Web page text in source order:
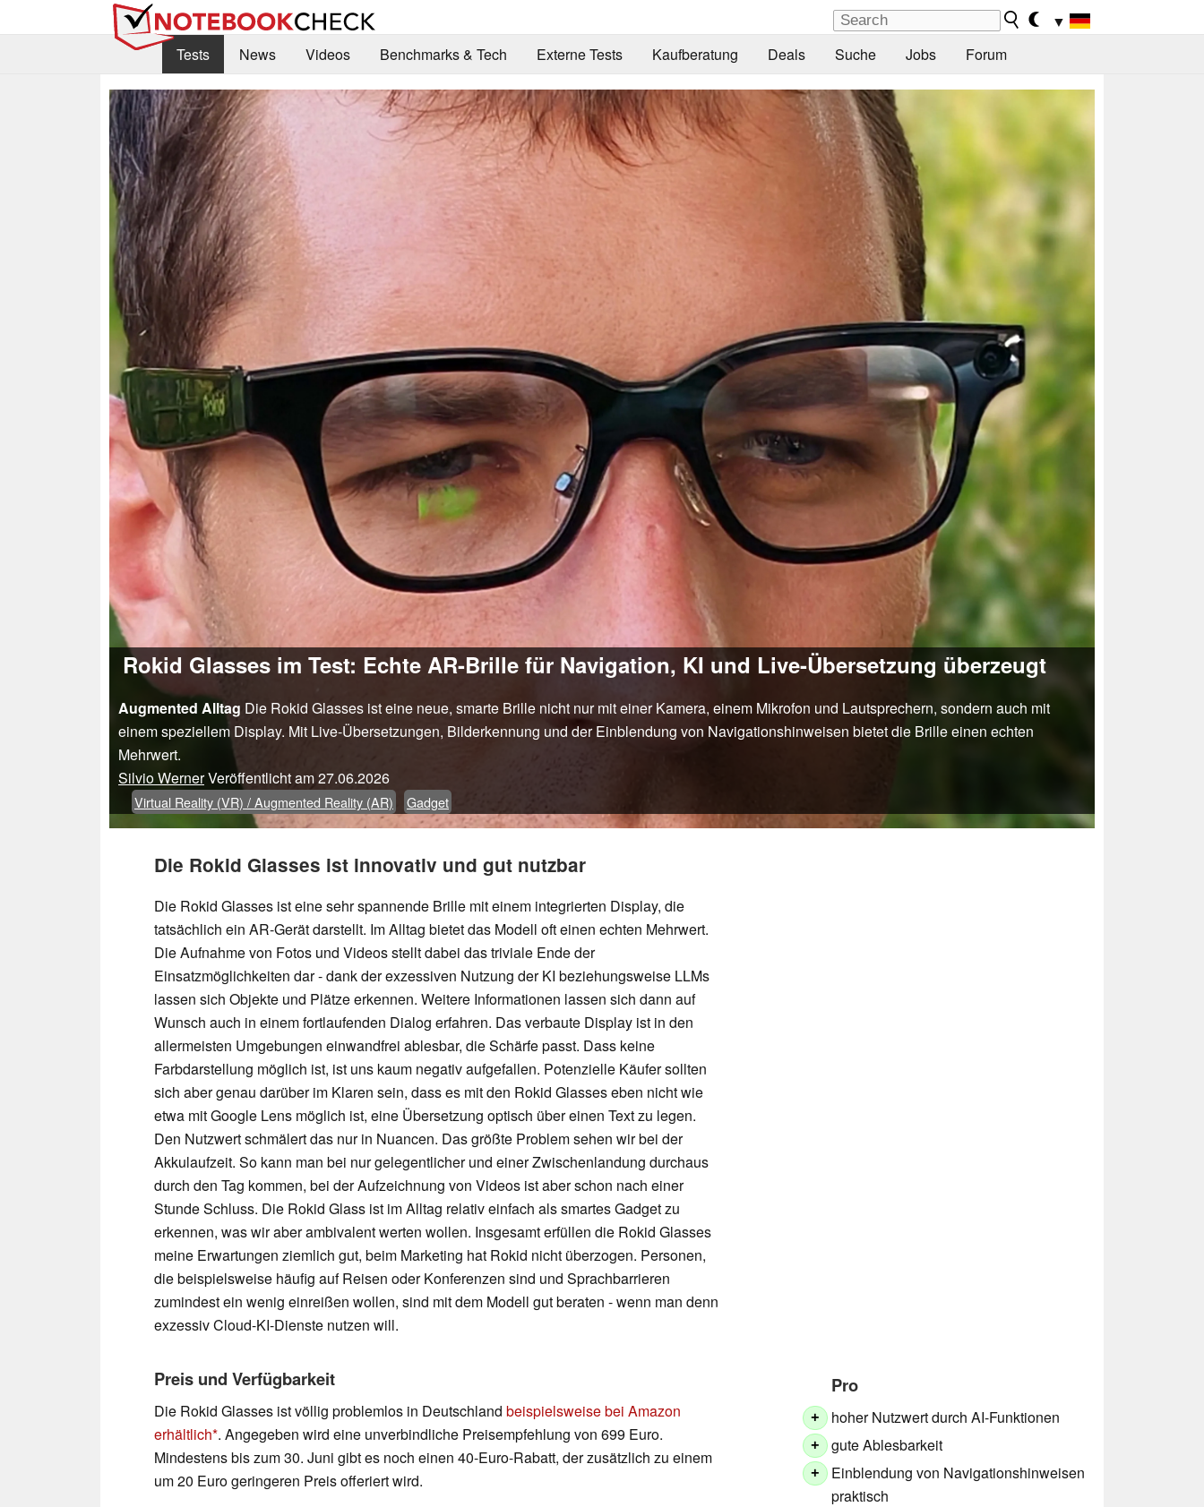
▼
Tests
News Videos Benchmarks & Tech Externe Tests Kaufberatung Deals Suche Jobs Forum
Rokid Glasses im Test: Echte AR-Brille für Navigation, KI und Live-Übersetzung überzeugt
Augmented Alltag Die Rokid Glasses ist eine neue, smarte Brille nicht nur mit einer Kamera, einem Mikrofon und Lautsprechern, sondern auch mit
einem speziellem Display. Mit Live-Übersetzungen, Bilderkennung und der Einblendung von Navigationshinweisen bietet die Brille einen echten
Mehrwert.
Silvio WernerVeröffentlicht am27.06.2026
Virtual Reality (VR) / Augmented Reality (AR) Gadget
Die Rokid Glasses ist innovativ und gut nutzbar
Die Rokid Glasses ist eine sehr spannende Brille mit einem integrierten Display, die
tatsächlich ein AR-Gerät darstellt. Im Alltag bietet das Modell oft einen echten Mehrwert.
Die Aufnahme von Fotos und Videos stellt dabei das triviale Ende der
Einsatzmöglichkeiten dar - dank der exzessiven Nutzung der KI beziehungsweise LLMs
lassen sich Objekte und Plätze erkennen. Weitere Informationen lassen sich dann auf
Wunsch auch in einem fortlaufenden Dialog erfahren. Das verbaute Display ist in den
allermeisten Umgebungen einwandfrei ablesbar, die Schärfe passt. Dass keine
Farbdarstellung möglich ist, ist uns kaum negativ aufgefallen. Potenzielle Käufer sollten
sich aber genau darüber im Klaren sein, dass es mit den Rokid Glasses eben nicht wie
etwa mit Google Lens möglich ist, eine Übersetzung optisch über einen Text zu legen.
Den Nutzwert schmälert das nur in Nuancen. Das größte Problem sehen wir bei der
Akkulaufzeit. So kann man bei nur gelegentlicher und einer Zwischenlandung durchaus
durch den Tag kommen, bei der Aufzeichnung von Videos ist aber schon nach einer
Stunde Schluss. Die Rokid Glass ist im Alltag relativ einfach als smartes Gadget zu
erkennen, was wir aber ambivalent werten wollen. Insgesamt erfüllen die Rokid Glasses
meine Erwartungen ziemlich gut, beim Marketing hat Rokid nicht überzogen. Personen,
die beispielsweise häufig auf Reisen oder Konferenzen sind und Sprachbarrieren
zumindest ein wenig einreißen wollen, sind mit dem Modell gut beraten - wenn man denn
exzessiv Cloud-KI-Dienste nutzen will.
Pro
+ hoher Nutzwert durch AI-Funktionen
+ gute Ablesbarkeit
+
Einblendung von Navigationshinweisen
praktisch
Preis und Verfügbarkeit
Die Rokid Glasses ist völlig problemlos in Deutschland beispielsweise bei Amazon
erhältlich . Angegeben wird eine unverbindliche Preisempfehlung von 699 Euro.
Mindestens bis zum 30. Juni gibt es noch einen 40-Euro-Rabatt, der zusätzlich zu einem
um 20 Euro geringeren Preis offeriert wird.